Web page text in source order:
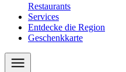
Restaurants
Services
Entdecke die Region
Geschenkkarte